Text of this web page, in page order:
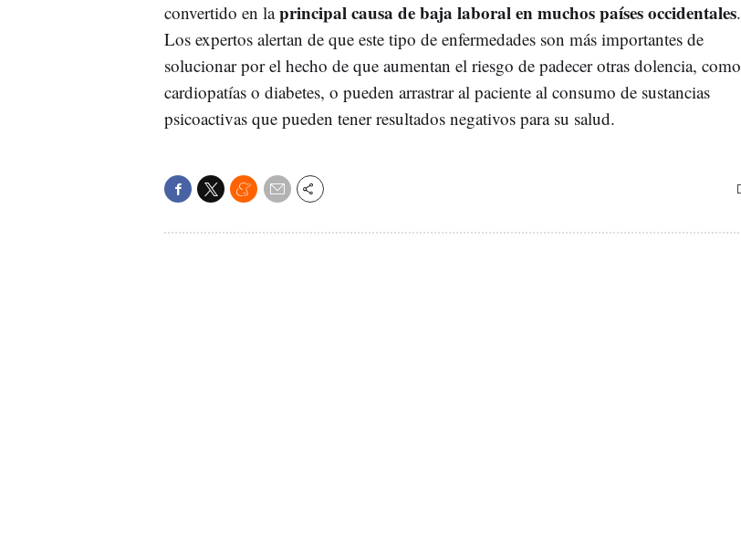
convertido en laprincipal causa de baja laboral en muchos países occidentales.
Los expertos alertan de que este tipo de enfermedades son más importantes de
solucionar por el hecho de que aumentan el riesgo de padecer otras dolencia, como
cardiopatías o diabetes, o pueden arrastrar al paciente al consumo de sustancias
psicoactivas que pueden tener resultados negativos para su salud.